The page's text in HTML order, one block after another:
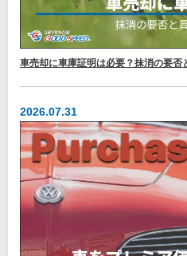
車売却に車庫証明は必要？抹消の要否
2026.07.31